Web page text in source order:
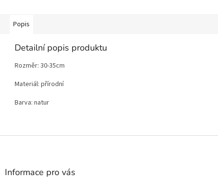
Popis
Detailní popis produktu
Rozměr: 30-35cm
Materiál: přírodní
Barva: natur
Z
Informace pro vás